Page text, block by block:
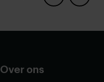
Over ons